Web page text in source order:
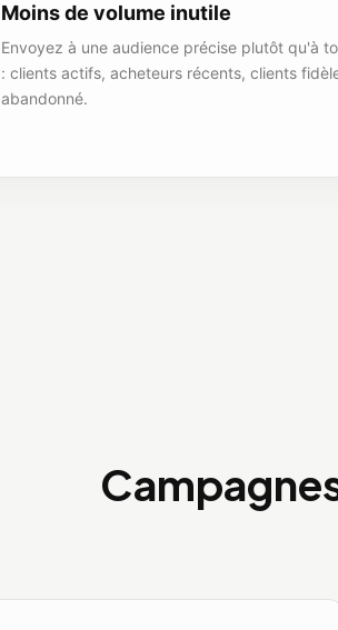
Moins de volume inutile
Envoyez à une audience précise plutôt qu'à
: clients actifs, acheteurs récents, clients
abandonné.